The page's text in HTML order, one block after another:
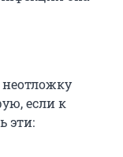
если к
эти: